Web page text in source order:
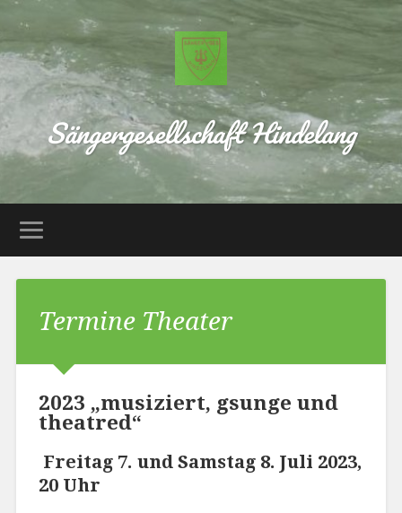
Sängergesellschaft Hindelang
Termine Theater
2023 „musiziert, gsunge und
theatred“
Freitag 7. und Samstag 8. Juli 2023,
20 Uhr